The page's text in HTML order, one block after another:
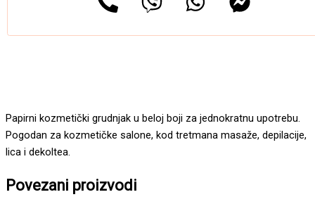
Papirni kozmetički grudnjak u beloj boji za jednokratnu upotrebu.
Pogodan za kozmetičke salone, kod tretmana masaže, depilacije,
lica i dekoltea.
Povezani proizvodi